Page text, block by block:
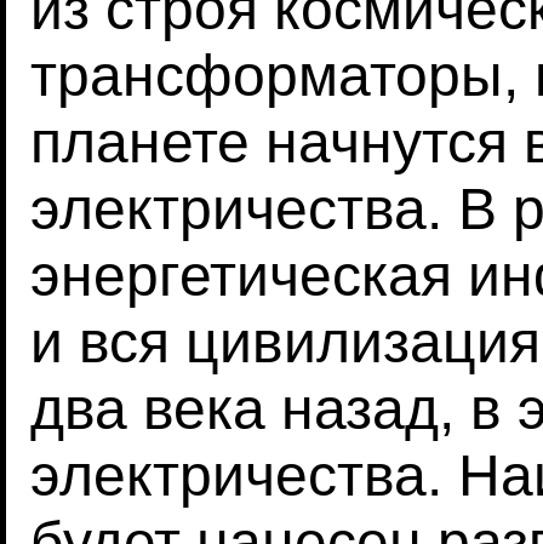
трансформаторы,
планете
электричества. В
энергетическая
и вся
два века назад, в
электричества.